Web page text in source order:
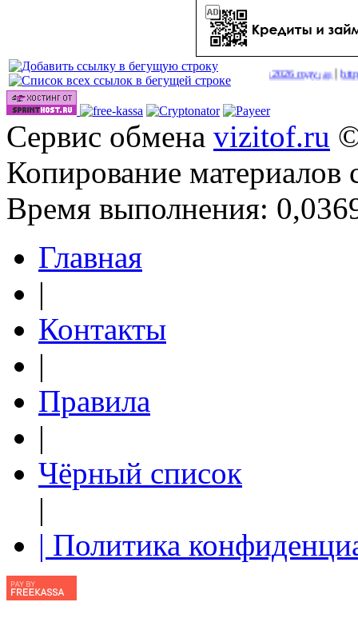
Сайты для заработка в 2026 году(40)|http://
Сервис обмена vizitof.ru
Копирование материалов
Время выполнения:
Главная
|
Контакты
|
Правила
|
Чёрный список
|
| Политика